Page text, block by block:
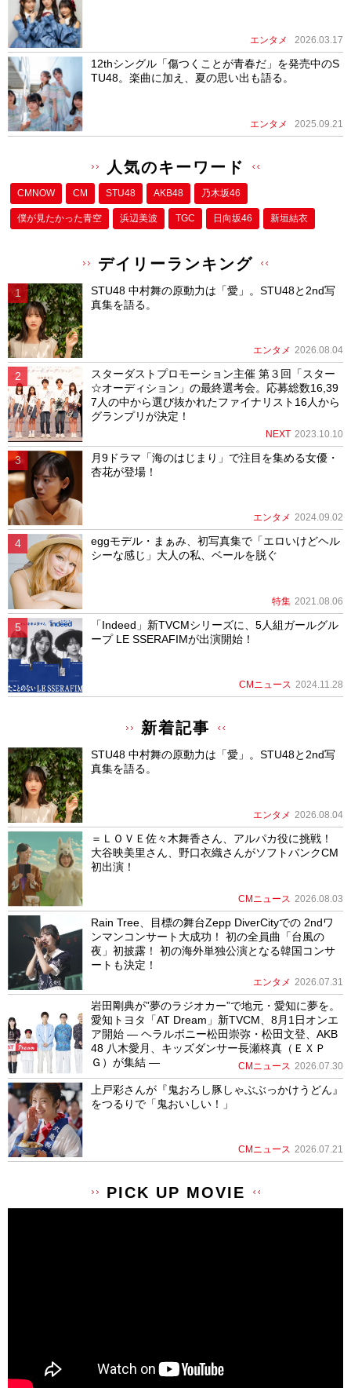
エンタメ 2026.03.17
12thシングル「傷つくことが青春だ」を発売中のS
TU48。楽曲に加え、夏の思い出も語る。
エンタメ 2025.09.21
人気のキーワード
CMNOW CM STU48 AKB48 乃木坂46
僕が⾒たかった⻘空 浜辺美波 TGC 日向坂46 新垣結衣
デイリーランキング
STU48 中村舞の原動力は「愛」。STU48と2nd写
真集を語る。
エンタメ 2026.08.04
スターダストプロモーション主催 第３回「スター
☆オーディション」の最終選考会。応募総数16,39
7人の中から選び抜かれたファイナリスト16人から
グランプリが決定！
NEXT 2023.10.10
月9ドラマ「海のはじまり」で注目を集める女優・
杏花が登場！
エンタメ 2024.09.02
eggモデル・まぁみ、初写真集で「エロいけどヘル
シーな感じ」大人の私、ベールを脱ぐ
特集 2021.08.06
「Indeed」新TVCMシリーズに、5人組ガールグル
ープ LE SSERAFIMが出演開始！
CMニュース 2024.11.28
新着記事
STU48 中村舞の原動力は「愛」。STU48と2nd写
真集を語る。
エンタメ 2026.08.04
＝ＬＯＶＥ佐々木舞香さん、アルパカ役に挑戦！
大谷映美里さん、野口衣織さんがソフトバンクCM
初出演！
CMニュース 2026.08.03
Rain Tree、目標の舞台Zepp DiverCityでの 2ndワ
ンマンコンサート大成功！ 初の全員曲「台風の
夜」初披露！ 初の海外単独公演となる韓国コンサ
ートも決定！
エンタメ 2026.07.31
岩田剛典が”夢のラジオカー”で地元・愛知に夢を。
愛知トヨタ「AT Dream」新TVCM、8月1日オンエ
ア開始 ― ヘラルボニー松田崇弥・松田文登、AKB
48 八木愛月、キッズダンサー長瀬柊真（ＥＸＰ
Ｇ）が集結 ―
CMニュース 2026.07.30
上戸彩さんが『鬼おろし豚しゃぶぶっかけうどん』
をつるりで「鬼おいしい！」
CMニュース 2026.07.21
PICK UP MOVIE